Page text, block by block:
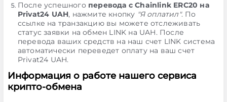
После успешного перевода с Chainlink ERC20 на
Privat24 UAH, нажмите кнопку "Я оплатил". По
ссылке на транзакцию вы можете отслеживать
статус заявки на обмен LINK на UAH. После
перевода ваших средств на наш счет LINK система
автоматически переведет оплату на ваш счет
Privat24 UAH.
Информация о работе нашего сервиса
крипто-обмена